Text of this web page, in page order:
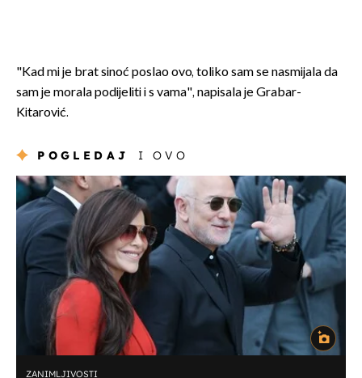
"Kad mi je brat sinoć poslao ovo, toliko sam se nasmijala da
sam je morala podijeliti i s vama", napisala je Grabar-
Kitarović.
POGLEDAJ I OVO
ZANIMLJIVOSTI